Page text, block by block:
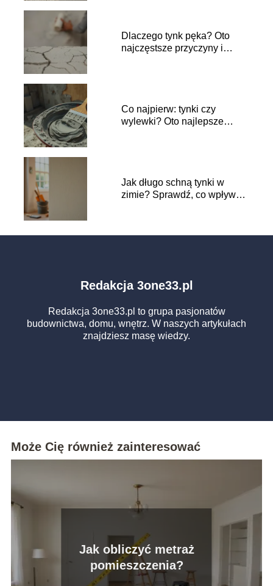
Dlaczego tynk pęka? Oto
najczęstsze przyczyny i
Co najpierw: tynki czy
wylewki? Oto najlepsze
Jak długo schną tynki w
zimie? Sprawdź, co wpływa
Redakcja 3one33.pl
Redakcja 3one33.pl to grupa pasjonatów
budownictwa, domu, wnętrz. W naszych artykułach
znajdziesz masę wiedzy.
Może Cię również zainteresować
Jak obliczyć metraż
pomieszczenia?